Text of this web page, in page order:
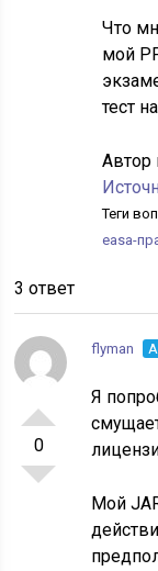
Что
мой
тест
Автор
Теги
easa-
3 ответ
0
flyman
Я
Мой